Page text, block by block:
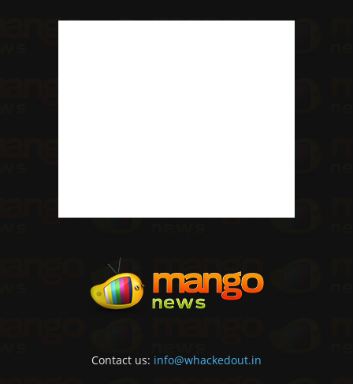
Contact us: info@whackedout.in